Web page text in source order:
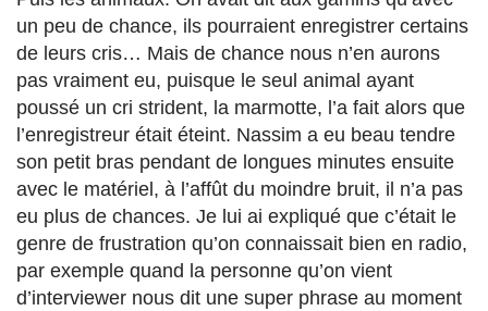
un peu de chance, ils pourraient enregistrer certains
de leurs cris… Mais de chance nous n’en aurons
pas vraiment eu, puisque le seul animal ayant
poussé un cri strident, la marmotte, l’a fait alors que
l’enregistreur était éteint. Nassim a eu beau tendre
son petit bras pendant de longues minutes ensuite
avec le matériel, à l’affût du moindre bruit, il n’a pas
eu plus de chances. Je lui ai expliqué que c’était le
genre de frustration qu’on connaissait bien en radio,
par exemple quand la personne qu’on vient
d’interviewer nous dit une super phrase au moment